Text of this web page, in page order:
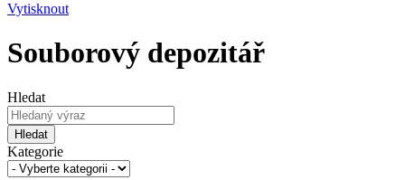
Vytisknout
Souborový depozitář
Hledat
Hledat
Kategorie